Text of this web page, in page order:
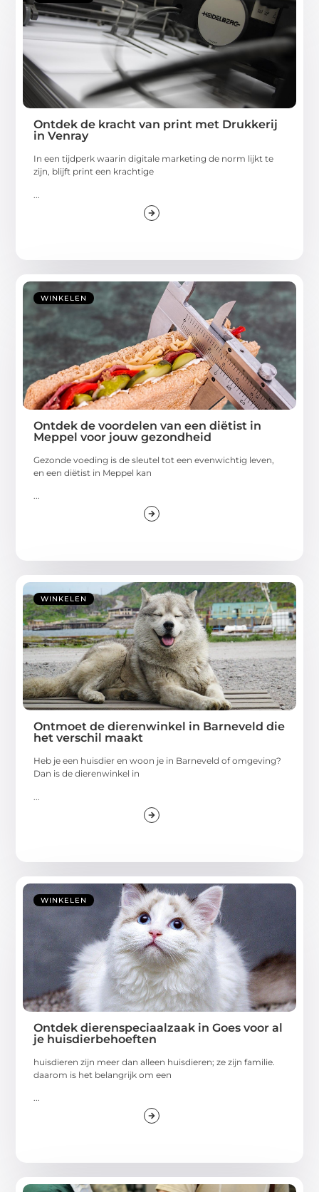
Ontdek de kracht van print met Drukkerij
in Venray
In een tijdperk waarin digitale marketing de norm lijkt te
zijn, blijft print een krachtige
WINKELEN
Ontdek de voordelen van een diëtist in
Meppel voor jouw gezondheid
Gezonde voeding is de sleutel tot een evenwichtig leven,
en een diëtist in Meppel kan
...
WINKELEN
Ontmoet de dierenwinkel in Barneveld die
het verschil maakt
Heb je een huisdier en woon je in Barneveld of omgeving?
Dan is de dierenwinkel in
WINKELEN
Ontdek dierenspeciaalzaak in Goes voor al
je huisdierbehoeften
huisdieren zijn meer dan alleen huisdieren; ze zijn familie.
daarom is het belangrijk om een
...